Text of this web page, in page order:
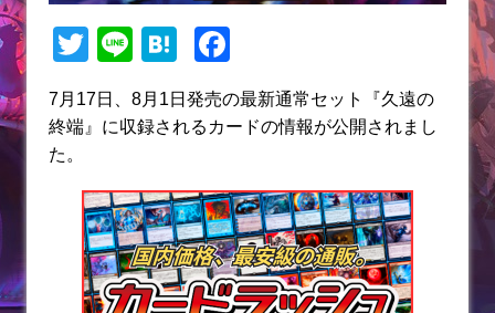
T
itt
Li
e
H
e
a
c
b
o
o
k
7月17日、8月1日発売の最新通常セット『久遠の
終端』に収録されるカードの情報が公開されまし
た。